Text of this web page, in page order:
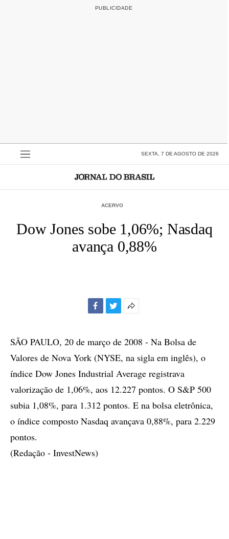
SEXTA, 7 DE AGOSTO DE 2026
ACERVO
Dow Jones sobe 1,06%; Nasdaq
avança 0,88%
compartilhamento
SÃO PAULO, 20 de março de 2008 - Na Bolsa de
Valores de Nova York (NYSE, na sigla em inglês), o
índice Dow Jones Industrial Average registrava
valorização de 1,06%, aos 12.227 pontos. O S&P 500
subia 1,08%, para 1.312 pontos. E na bolsa eletrônica,
o índice composto Nasdaq avançava 0,88%, para 2.229
pontos.
(Redação - InvestNews)